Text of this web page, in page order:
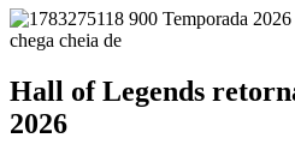
Hall of Legends
2026